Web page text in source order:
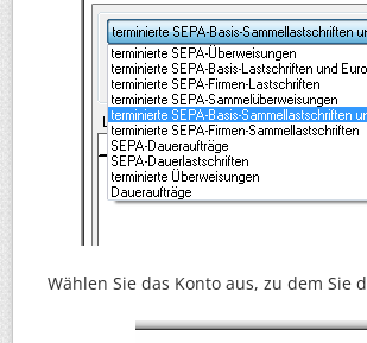
Wählen Sie das Konto aus, zu dem Sie